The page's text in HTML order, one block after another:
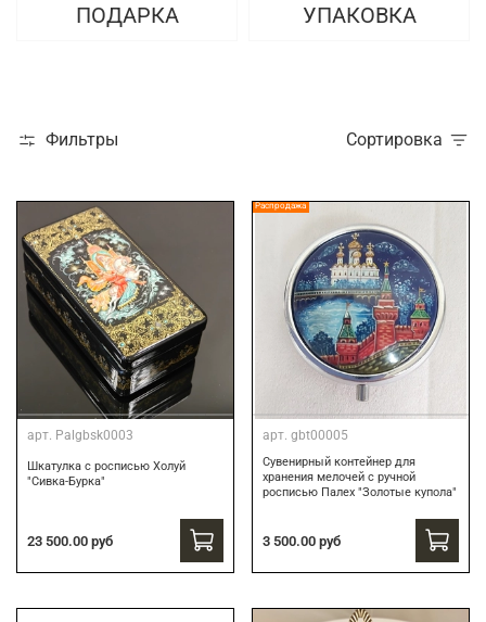
ПОДАРКА
УПАКОВКА
Фильтры Сортировка
арт. Palgbsk0003
Шкатулка с росписью Холуй
"Сивка-Бурка"
23 500.00 руб
Распродажа
арт. gbt00005
Сувенирный контейнер для
хранения мелочей с ручной
росписью Палех "Золотые купола"
3 500.00 руб